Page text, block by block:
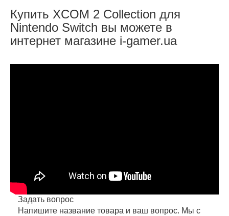
Купить XCOM 2 Collection для
Nintendo Switch вы можете в
интернет магазине i-gamer.ua
Задать вопрос
Напишите название товара и ваш вопрос. Мы с